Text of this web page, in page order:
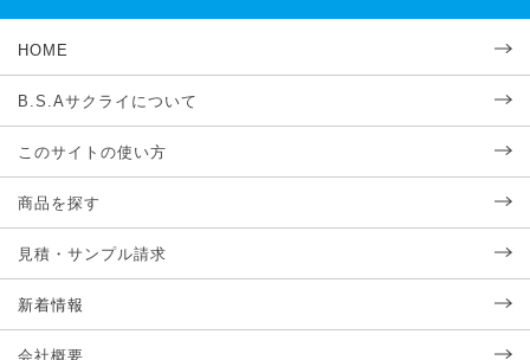
HOME
B.S.Aサクライについて
このサイトの使い方
商品を探す
見積・サンプル請求
新着情報
会社概要